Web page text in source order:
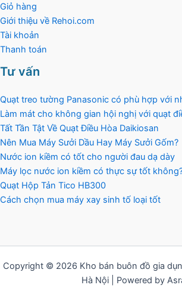
Giỏ hàng
Giới thiệu về Rehoi.com
Tài khoản
Thanh toán
Tư vấn
Quạt treo tường Panasonic có phù hợp với
Làm mát cho không gian hội nghị với quạt
Tất Tần Tật Về Quạt Điều Hòa Daikiosan
Nên Mua Máy Sưởi Dầu Hay Máy Sưởi Gốm?
Nước ion kiềm có tốt cho người đau dạ dày
Máy lọc nước ion kiềm có thực sự tốt
Quạt Hộp Tản Tico HB300
Cách chọn mua máy xay sinh tố loại tốt
Copyright © 2026 Kho bán buôn đồ gia
Hà Nội | Powered by